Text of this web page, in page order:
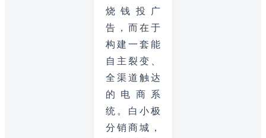
烧钱投广
告，而在于
构建一套能
自主裂变、
全渠道触达
的电商系
统。白小极
分销商城，